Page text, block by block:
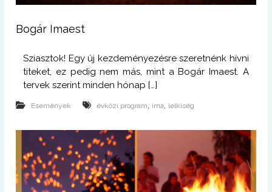
Bogár Imaest
Sziasztok! Egy új kezdeményezésre szeretnénk hívni
titeket, ez pedig nem más, mint a Bogár Imaest. A
tervek szerint minden hónap […]
Események évközi program, ima, lelkiség